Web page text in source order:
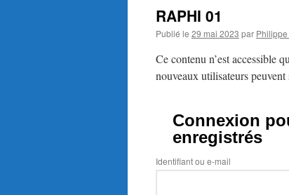
RAPHI 01
Publié le 29 mai 2023 par
Ce contenu n’est accessible
nouveaux utilisateurs
Connexion
enregistrés
Identifiant ou e-mail